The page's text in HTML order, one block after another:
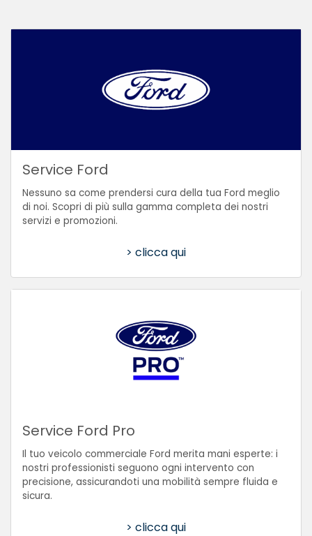
Service Ford
Nessuno sa come prendersi cura della tua Ford meglio
di noi. Scopri di più sulla gamma completa dei nostri
servizi e promozioni.
> clicca qui
Service Ford Pro
Il tuo veicolo commerciale Ford merita mani esperte: i
nostri professionisti seguono ogni intervento con
precisione, assicurandoti una mobilità sempre fluida e
sicura.
> clicca qui